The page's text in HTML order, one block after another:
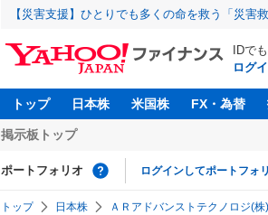
【災害支援】ひとりでも多くの命を救う「災害
IDで
ログ
トップ 日本株 米国株 FX・為替
掲示板トップ
ポートフォリオ ログインしてポートフォ
トップ 日本株 ＡＲアドバンストテクノロジ(株